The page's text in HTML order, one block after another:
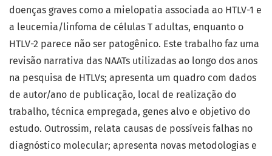
doenças graves como a mielopatia associada ao HTLV-1 e
a leucemia/linfoma de células T adultas, enquanto o
HTLV-2 parece não ser patogênico. Este trabalho faz uma
revisão narrativa das NAATs utilizadas ao longo dos anos
na pesquisa de HTLVs; apresenta um quadro com dados
de autor/ano de publicação, local de realização do
trabalho, técnica empregada, genes alvo e objetivo do
estudo. Outrossim, relata causas de possíveis falhas no
diagnóstico molecular; apresenta novas metodologias e